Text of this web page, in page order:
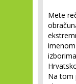
Mete
Na tom